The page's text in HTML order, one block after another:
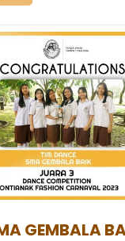
GEMBALA